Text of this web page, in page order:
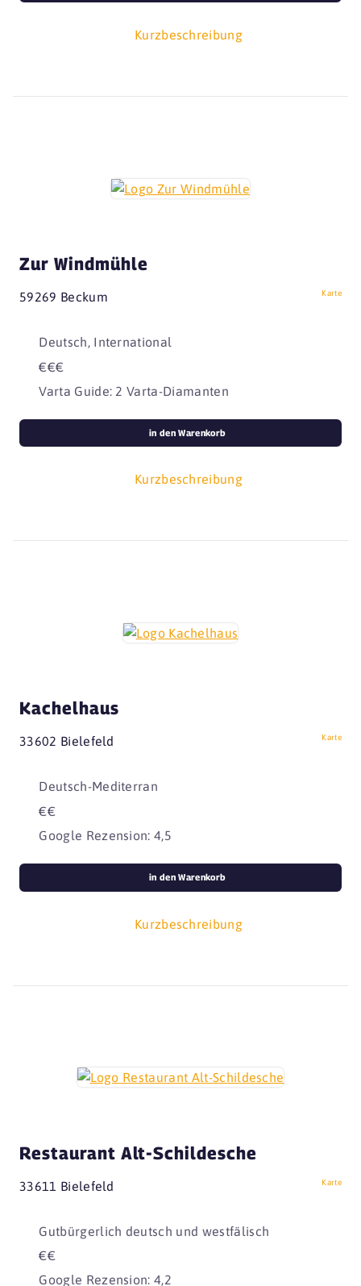
Kurzbeschreibung
Zur Windmühle
59269 Beckum Karte
Deutsch, International
€€€
Varta Guide: 2 Varta-Diamanten
Kurzbeschreibung
in den Warenkorb
Kachelhaus
33602 Bielefeld Karte
Deutsch-Mediterran
€€
Google Rezension: 4,5
Kurzbeschreibung
in den Warenkorb
Restaurant Alt-Schildesche
33611 Bielefeld Karte
Gutbürgerlich deutsch und westfälisch
€€
Google Rezension: 4,2